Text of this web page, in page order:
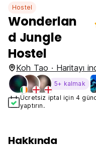
Hostel
Wonderlan
d Jungle
Hostel
Koh Tao · Haritayı
5+ kalmak
Ücretsiz iptal için 4
yaptırın.
Hakkında